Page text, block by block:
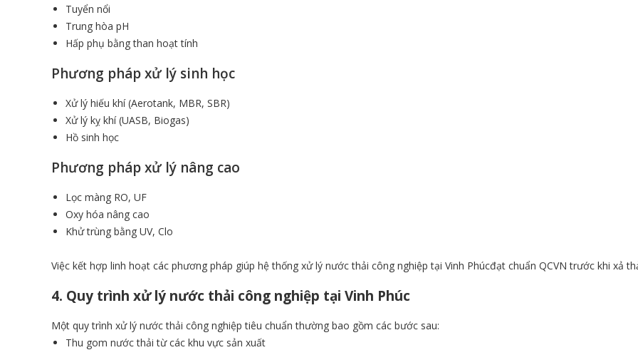
Tuyển nổi
Trung hòa pH
Hấp phụ bằng than hoạt tính
Phương pháp xử lý sinh học
Xử lý hiếu khí (Aerotank, MBR, SBR)
Xử lý kỵ khí (UASB, Biogas)
Hồ sinh học
Phương pháp xử lý nâng cao
Lọc màng RO, UF
Oxy hóa nâng cao
Khử trùng bằng UV, Clo
Việc kết hợp linh hoạt các phương pháp giúp hệ thống xử lý nước thải công nghiệp tại Vinh Phúcđạt chuẩn QCVN trước khi xả
4. Quy trình xử lý nước thải công nghiệp tại Vinh Phúc
Một quy trình xử lý nước thải công nghiệp tiêu chuẩn thường bao gồm các bước sau:
Thu gom nước thải từ các khu vực sản xuất